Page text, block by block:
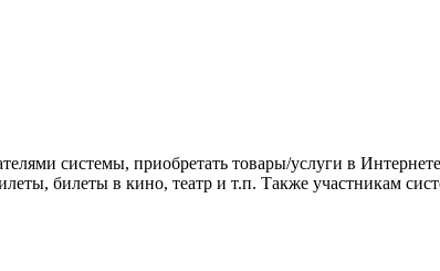
системы, приобретать товары/услуги в
билеты в кино, театр и т.п. Также участникам